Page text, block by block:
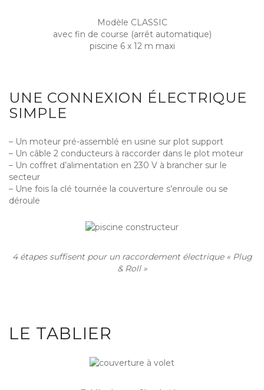
Modèle CLASSIC
avec fin de course (arrêt automatique)
piscine 6 x 12 m maxi
UNE CONNEXION ÉLECTRIQUE
SIMPLE
– Un moteur pré-assemblé en usine sur plot support
– Un câble 2 conducteurs à raccorder dans le plot moteur
– Un coffret d’alimentation en 230 V à brancher sur le
secteur
– Une fois la clé tournée la couverture s’enroule ou se
déroule
4 étapes suffisent pour un raccordement électrique « Plug
& Roll »
LE TABLIER